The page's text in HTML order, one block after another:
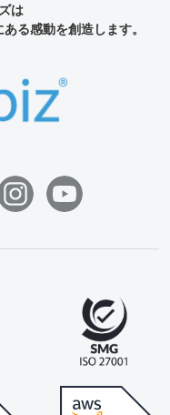
は
る感動を創造します。